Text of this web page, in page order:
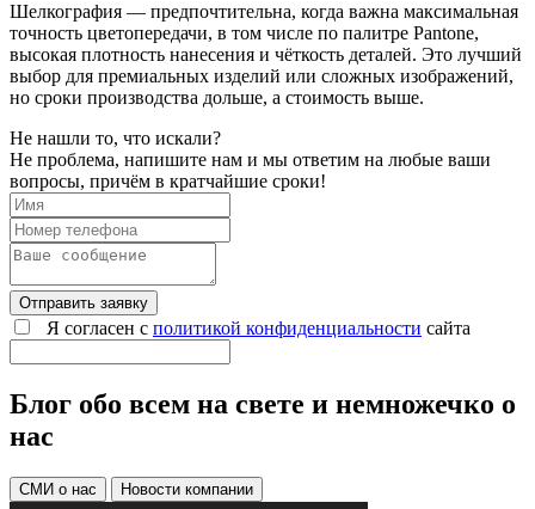
Шелкография — предпочтительна, когда важна максимальная
точность цветопередачи, в том числе по палитре Pantone,
высокая плотность нанесения и чёткость деталей. Это лучший
выбор для премиальных изделий или сложных изображений,
но сроки производства дольше, а стоимость выше.
Не нашли то, что искали?
Не проблема, напишите нам и мы ответим на любые ваши
вопросы, причём в кратчайшие сроки!
Отправить заявку
Я согласен с политикой конфиденциальности сайта
Блог обо всем на свете и немножечко о
нас
СМИ о нас Новости компании